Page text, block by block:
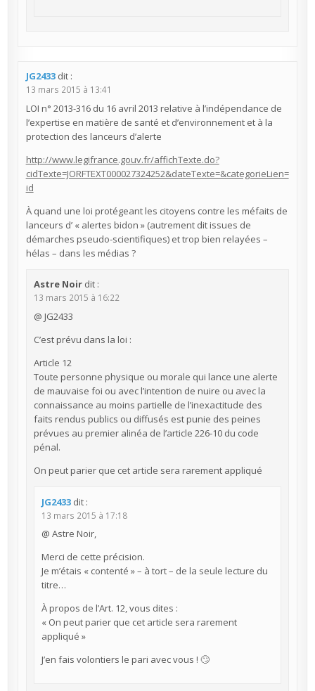
JG2433 dit :
13 mars 2015 à 13:41
LOI n° 2013-316 du 16 avril 2013 relative à l’indépendance de
l’expertise en matière de santé et d’environnement et à la
protection des lanceurs d’alerte
http://www.legifrance.gouv.fr/affichTexte.do?
cidTexte=JORFTEXT000027324252&dateTexte=&categorieLien=
id
À quand une loi protégeant les citoyens contre les méfaits de
lanceurs d’ « alertes bidon » (autrement dit issues de
démarches pseudo-scientifiques) et trop bien relayées –
hélas – dans les médias ?
Astre Noir dit :
13 mars 2015 à 16:22
@ JG2433
C’est prévu dans la loi :
Article 12
Toute personne physique ou morale qui lance une alerte
de mauvaise foi ou avec l’intention de nuire ou avec la
connaissance au moins partielle de l’inexactitude des
faits rendus publics ou diffusés est punie des peines
prévues au premier alinéa de l’article 226-10 du code
pénal.
On peut parier que cet article sera rarement appliqué
JG2433 dit :
13 mars 2015 à 17:18
@ Astre Noir,
Merci de cette précision.
Je m’étais « contenté » – à tort – de la seule lecture du
titre…
À propos de l’Art. 12, vous dites :
« On peut parier que cet article sera rarement
appliqué »
J’en fais volontiers le pari avec vous ! 🙄